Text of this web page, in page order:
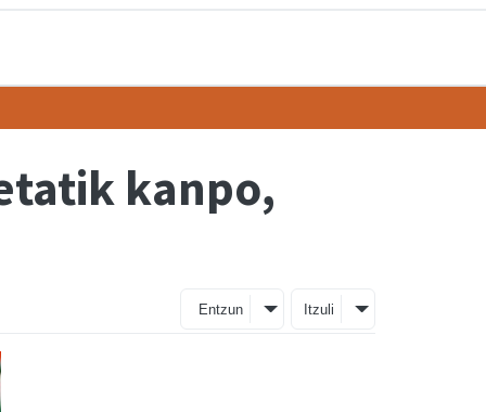
kanpo,
Entzun Itzuli